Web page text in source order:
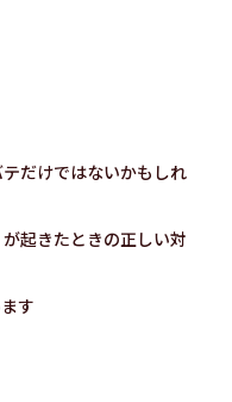
だけではないかもしれ
起きたときの正しい対
す